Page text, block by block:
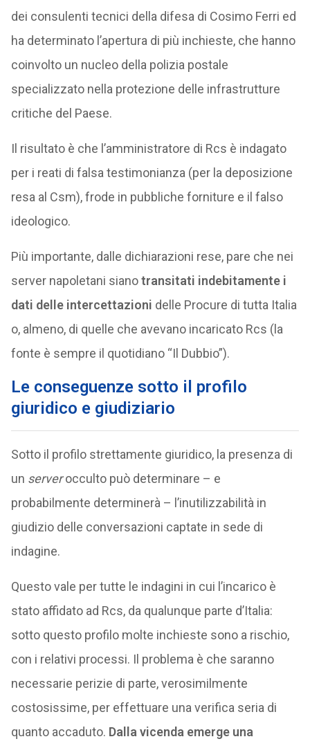
dei consulenti tecnici della difesa di Cosimo Ferri ed
ha determinato l’apertura di più inchieste, che hanno
coinvolto un nucleo della polizia postale
specializzato nella protezione delle infrastrutture
critiche del Paese.
Il risultato è che l’amministratore di Rcs è indagato
per i reati di falsa testimonianza (per la deposizione
resa al Csm), frode in pubbliche forniture e il falso
ideologico.
Più importante, dalle dichiarazioni rese, pare che nei
server napoletani sianotransitati indebitamente i
dati delle intercettazioni delle Procure di tutta Italia
o, almeno, di quelle che avevano incaricato Rcs (la
fonte è sempre il quotidiano “Il Dubbio”).
Le conseguenze sotto il profilo
giuridico e giudiziario
Sotto il profilo strettamente giuridico, la presenza di
un serverocculto può determinare – e
probabilmente determinerà – l’inutilizzabilità in
giudizio delle conversazioni captate in sede di
indagine.
Questo vale per tutte le indagini in cui l’incarico è
stato affidato ad Rcs, da qualunque parte d’Italia:
sotto questo profilo molte inchieste sono a rischio,
con i relativi processi. Il problema è che saranno
necessarie perizie di parte, verosimilmente
costosissime, per effettuare una verifica seria di
quanto accaduto. Dalla vicenda emerge una